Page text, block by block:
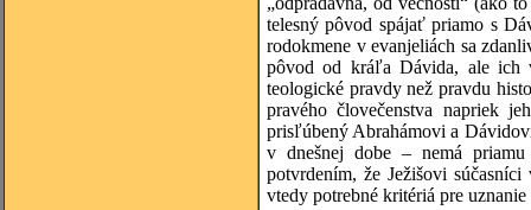
telesný pôvod spájať priamo s
rodokmene v evanjeliách sa
pôvod od kráľa Dávida, ale ich
teologické pravdy než pravdu
pravého človečenstva napriek
prisľúbený Abrahámovi a
v dnešnej dobe – nemá
potvrdením, že Ježišovi
vtedy potrebné kritériá pre uznanie